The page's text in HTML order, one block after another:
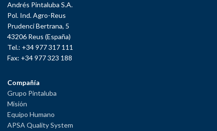
Andrés Pintaluba S.A.
Pol. Ind. Agro-Reus
Prudenci Bertrana, 5
43206 Reus (España)
Tel.: +34 977 317 111
Fax: +34 977 323 188
Compañía
Grupo Pintaluba
Misión
Equipo Humano
APSA Quality System